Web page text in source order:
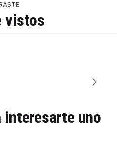
vistos
interesarte uno